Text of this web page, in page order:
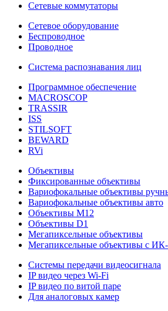
Сетевые коммутаторы
Сетевое оборудование
Беспроводное
Проводное
Система распознавания лиц
Программное обеспечение
MACROSCOP
TRASSIR
ISS
STILSOFT
BEWARD
RVi
Объективы
Фиксированные объективы
Вариофокальные объективы
Вариофокальные объективы авто
Объективы М12
Объективы D1
Мегапиксельные объективы
Мегапиксельные объективы с
Системы передачи видеосигнала
IP видео через Wi-Fi
IP видео по витой паре
Для аналоговых камер